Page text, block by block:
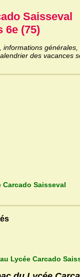
Saisseval
6e (75)
des vacances
du Lycée Carcado Saisseval
Lycée Carcado